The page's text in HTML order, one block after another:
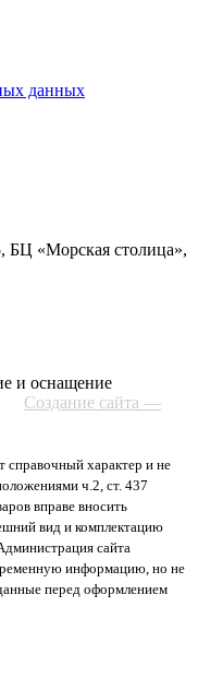
данных
БЦ «Морская столица»,
и оснащение
Создание сайта —
справочный характер и не
ч.2, ст. 437
вправе вносить
вид и комплектацию
сайта
информацию, но не
перед оформлением